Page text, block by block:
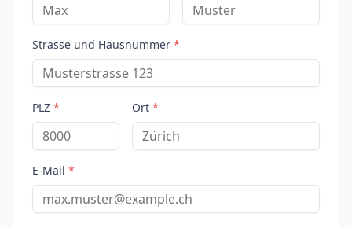
Strasse und Hausnummer *
PLZ * Ort *
E-Mail *